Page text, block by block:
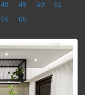
48 49 50
51
59 60